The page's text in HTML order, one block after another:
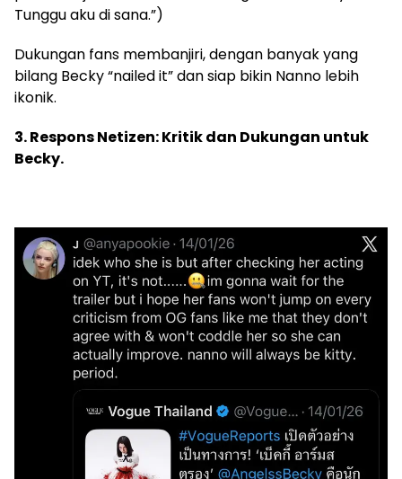
Tunggu aku di sana.”)
Dukungan fans membanjiri, dengan banyak yang
bilang Becky “nailed it” dan siap bikin Nanno lebih
ikonik.
3. Respons Netizen: Kritik dan Dukungan untuk
Becky.